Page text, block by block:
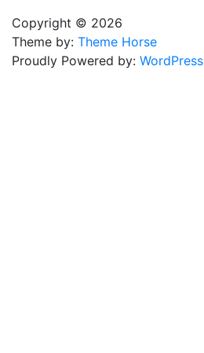
Copyright © 2026
Theme by: Theme Horse
Proudly Powered by: WordPress